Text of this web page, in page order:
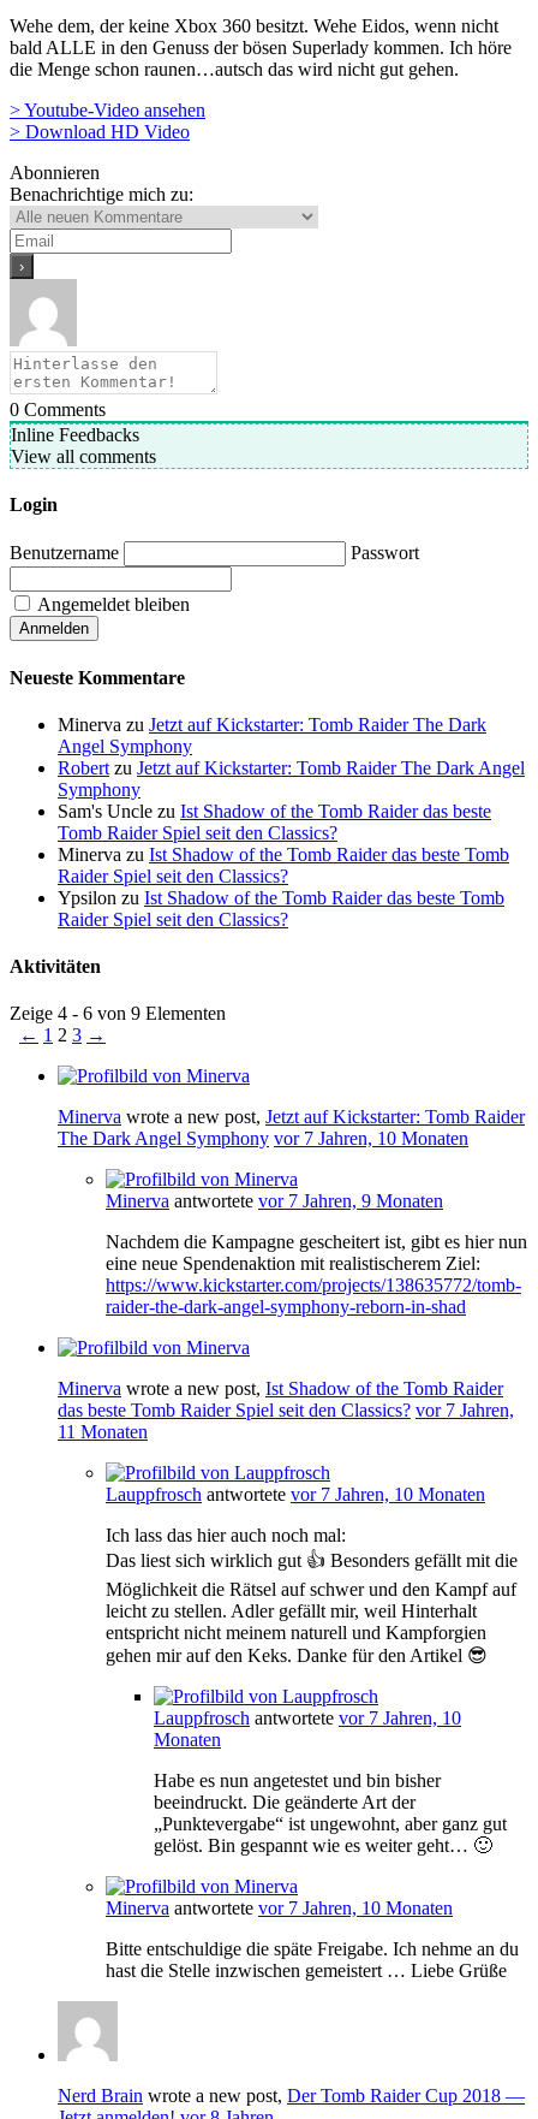
Wehe dem, der keine Xbox 360 besitzt. Wehe Eidos, wenn nicht
bald ALLE in den Genuss der bösen Superlady kommen. Ich höre
die Menge schon raunen…autsch das wird nicht gut gehen.
> Youtube-Video ansehen
> Download HD Video
Abonnieren
Benachrichtige mich zu:
0 Comments
Inline Feedbacks
View all comments
Login
Benutzername Passwort
Angemeldet bleiben
Neueste Kommentare
Minerva zu Jetzt auf Kickstarter: Tomb Raider The Dark
Angel Symphony
Robert zu Jetzt auf Kickstarter: Tomb Raider The Dark Angel
Symphony
Sam's Uncle zu Ist Shadow of the Tomb Raider das beste
Tomb Raider Spiel seit den Classics?
Minerva zu Ist Shadow of the Tomb Raider das beste Tomb
Raider Spiel seit den Classics?
Ypsilon zu Ist Shadow of the Tomb Raider das beste Tomb
Raider Spiel seit den Classics?
Aktivitäten
Zeige 4 - 6 von 9 Elementen
← 1 2 3 →
Minerva wrote a new post, Jetzt auf Kickstarter: Tomb Raider
The Dark Angel Symphony vor 7 Jahren, 10 Monaten
Minerva antwortete vor 7 Jahren, 9 Monaten
Nachdem die Kampagne gescheitert ist, gibt es hier nun
eine neue Spendenaktion mit realistischerem Ziel:
https://www.kickstarter.com/projects/138635772/tomb-
raider-the-dark-angel-symphony-reborn-in-shad
Minerva wrote a new post, Ist Shadow of the Tomb Raider
das beste Tomb Raider Spiel seit den Classics? vor 7 Jahren,
11 Monaten
Lauppfrosch antwortete vor 7 Jahren, 10 Monaten
Ich lass das hier auch noch mal:
Das liest sich wirklich gut 👍 Besonders gefällt mit die
Möglichkeit die Rätsel auf schwer und den Kampf auf
leicht zu stellen. Adler gefällt mir, weil Hinterhalt
entspricht nicht meinem naturell und Kampforgien
gehen mir auf den Keks. Danke für den Artikel 😎
Lauppfrosch antwortete vor 7 Jahren, 10
Monaten
Habe es nun angetestet und bin bisher
beeindruckt. Die geänderte Art der
„Punktevergabe“ ist ungewohnt, aber ganz gut
gelöst. Bin gespannt wie es weiter geht… 🙂
Minerva antwortete vor 7 Jahren, 10 Monaten
Bitte entschuldige die späte Freigabe. Ich nehme an du
hast die Stelle inzwischen gemeistert … Liebe Grüße
Nerd Brain wrote a new post, Der Tomb Raider Cup 2018 —